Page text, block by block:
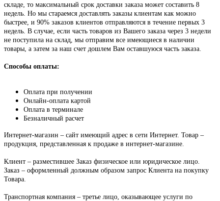
складе, то максимальный срок доставки заказа может составить 8
недель. Но мы стараемся доставлять заказы клиентам как можно
быстрее, и 90% заказов клиентов отправляются в течение первых 3
недель. В случае, если часть товаров из Вашего заказа через 3 недели
не поступила на склад, мы отправим все имеющиеся в наличии
товары, а затем за наш счет дошлем Вам оставшуюся часть заказа.
Способы оплаты:
Оплата при получении
Онлайн-оплата картой
Оплата в терминале
Безналичный расчет
Интернет-магазин – сайт имеющий адрес в сети Интернет. Товар –
продукция, представленная к продаже в интернет-магазине.
Клиент – разместившее Заказ физическое или юридическое лицо.
Заказ – оформленный должным образом запрос Клиента на покупку
Товара.
Транспортная компания – третье лицо, оказывающее услуги по